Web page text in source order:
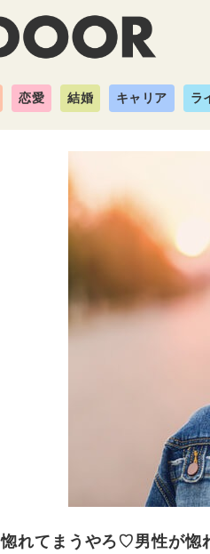
恋愛 結婚 キャリア ラ
惚れてまうやろ♡男性が惚